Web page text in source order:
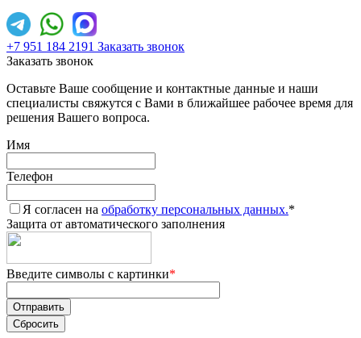
+7 951 184 2191 Заказать звонок
Заказать звонок
Оставьте Ваше сообщение и контактные данные и наши
специалисты свяжутся с Вами в ближайшее рабочее время для
решения Вашего вопроса.
Имя
Телефон
Я согласен на обработку персональных данных.*
Защита от автоматического заполнения
Введите символы с картинки*